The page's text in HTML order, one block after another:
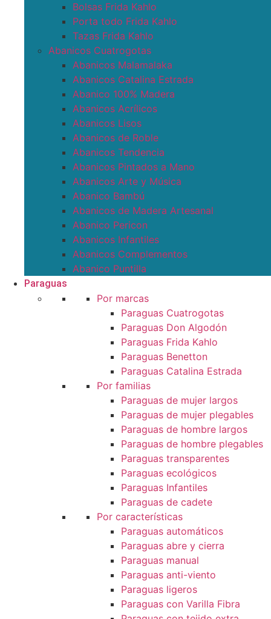
Bolsas Frida Kahlo
Porta todo Frida Kahlo
Tazas Frida Kahlo
Abanicos Cuatrogotas
Abanicos Malamalaka
Abanicos Catalina Estrada
Abanico 100% Madera
Abanicos Acrílicos
Abanicos Lisos
Abanicos de Roble
Abanicos Tendencia
Abanicos Pintados a Mano
Abanicos Arte y Música
Abanico Bambú
Abanicos de Madera Artesanal
Abanico Pericon
Abanicos Infantiles
Abanicos Complementos
Abanico Puntilla
Paraguas
Por marcas
Paraguas Cuatrogotas
Paraguas Don Algodón
Paraguas Frida Kahlo
Paraguas Benetton
Paraguas Catalina Estrada
Por familias
Paraguas de mujer largos
Paraguas de mujer plegables
Paraguas de hombre largos
Paraguas de hombre plegables
Paraguas transparentes
Paraguas ecológicos
Paraguas Infantiles
Paraguas de cadete
Por características
Paraguas automáticos
Paraguas abre y cierra
Paraguas manual
Paraguas anti-viento
Paraguas ligeros
Paraguas con Varilla Fibra